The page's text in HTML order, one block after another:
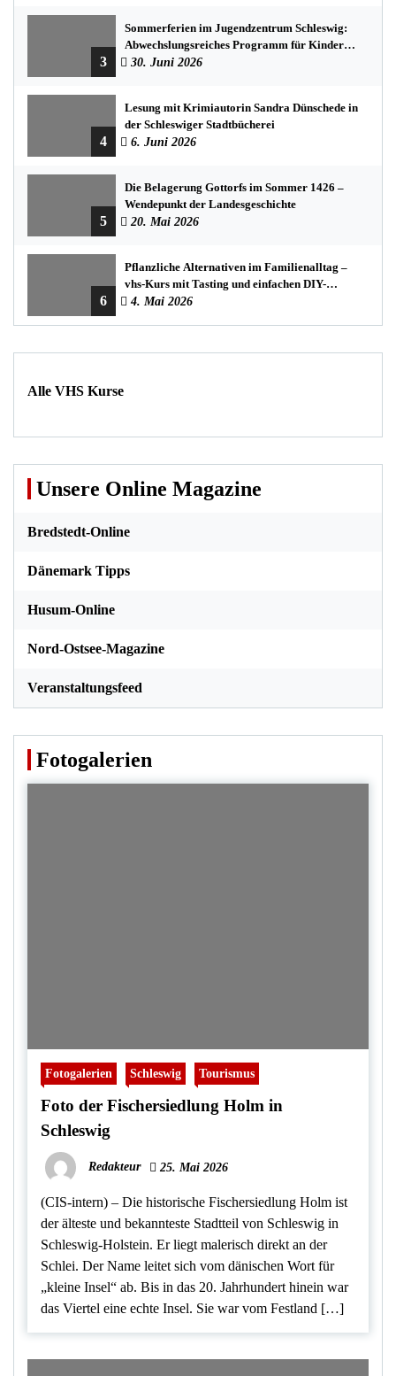
3
Sommerferien im Jugendzentrum Schleswig:
Abwechslungsreiches Programm für Kinder
und Jugendliche
30. Juni 2026
4
Lesung mit Krimiautorin Sandra Dünschede in
der Schleswiger Stadtbücherei
6. Juni 2026
5
Die Belagerung Gottorfs im Sommer 1426 –
Wendepunkt der Landesgeschichte
20. Mai 2026
6
Pflanzliche Alternativen im Familienalltag –
vhs-Kurs mit Tasting und einfachen DIY-
Rezepten
4. Mai 2026
Alle VHS Kurse
Unsere Online Magazine
Bredstedt-Online
Dänemark Tipps
Husum-Online
Nord-Ostsee-Magazine
Veranstaltungsfeed
Fotogalerien
Fotogalerien Schleswig Tourismus
Foto der Fischersiedlung Holm in
Schleswig
Redakteur 25. Mai 2026
(CIS-intern) – Die historische Fischersiedlung Holm ist
der älteste und bekannteste Stadtteil von Schleswig in
Schleswig-Holstein. Er liegt malerisch direkt an der
Schlei. Der Name leitet sich vom dänischen Wort für
„kleine Insel“ ab. Bis in das 20. Jahrhundert hinein war
das Viertel eine echte Insel. Sie war vom Festland […]